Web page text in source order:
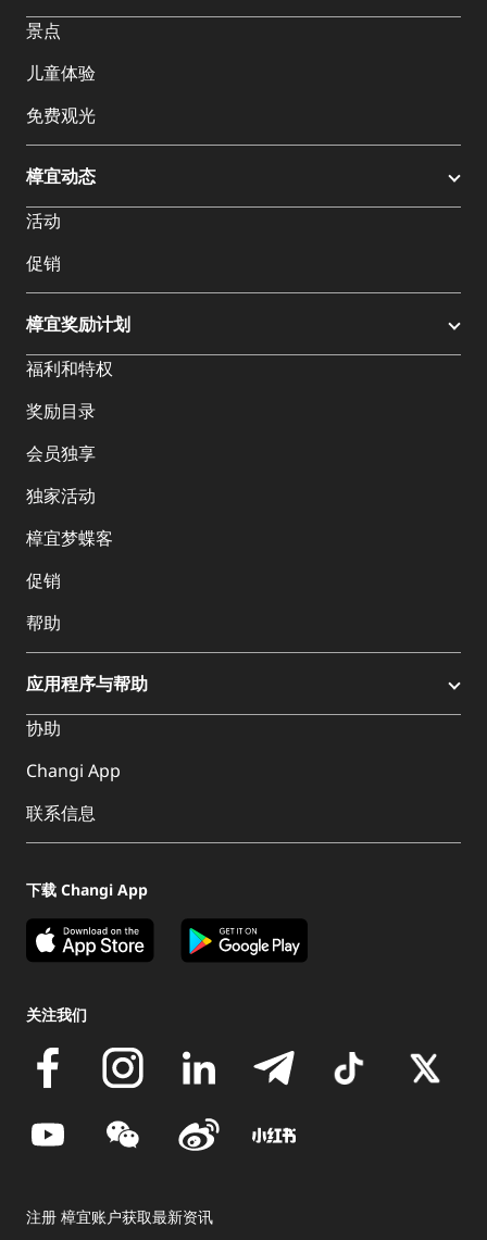
景点
儿童体验
免费观光
樟宜动态
活动
促销
樟宜奖励计划
福利和特权
奖励目录
会员独享
独家活动
樟宜梦蝶客
促销
帮助
应用程序与帮助
协助
Changi App
联系信息
下载 Changi App
关注我们
注册 樟宜账户获取最新资讯